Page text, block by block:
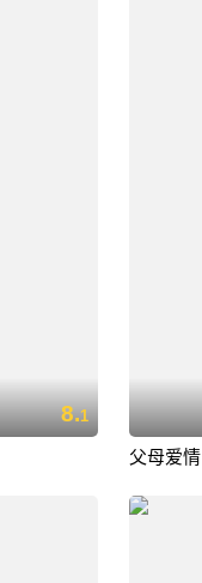
8.1
父母爱情